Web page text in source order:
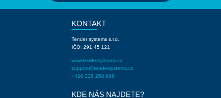
KONTAKT
Tender systems s.r.o.
IČO: 291 45 121
www.tendersystems.cz
support@tendersystems.cz
+420 226 258 888
KDE NÁS NAJDETE?